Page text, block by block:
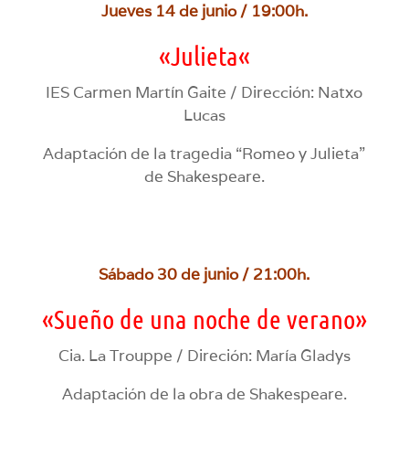
Jueves 14 de junio / 19:00h.
«Julieta«
IES Carmen Martín Gaite / Dirección: Natxo
Lucas
Adaptación de la tragedia “Romeo y Julieta”
de Shakespeare.
Sábado 30 de junio / 21:00h.
«Sueño de una noche de verano»
Cia. La Trouppe / Direción: María Gladys
Adaptación de la obra de Shakespeare.